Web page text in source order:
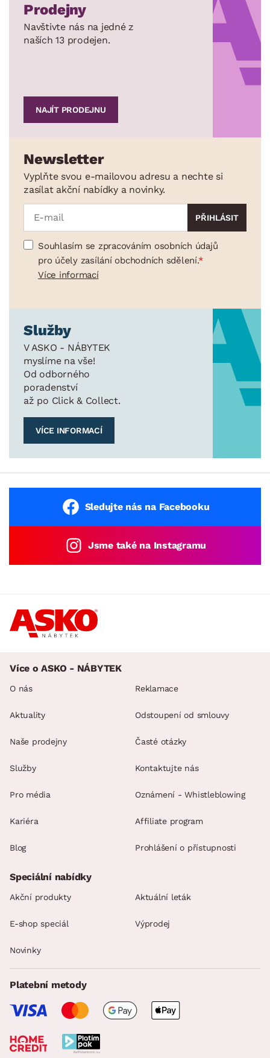
Prodejny
Navštivte nás na jedné z
naších 13 prodejen.
NAJÍT PRODEJNU
Newsletter
Vyplňte svou e-mailovou adresu a nechte si
zasílat akční nabídky a novinky.
Souhlasím se zpracováním osobních údajů
pro účely zasílání obchodních sdělení.
Více informací
Služby
V ASKO - NÁBYTEK
myslíme na vše!
Od odborného
poradenství
až po Click & Collect.
VÍCE INFORMACÍ
Sledujte nás na Facebooku
Jsme také na Instagramu
Více o ASKO - NÁBYTEK
O nás
Aktuality
Naše prodejny
Služby
Pro média
Kariéra
Blog
Reklamace
Odstoupení od smlouvy
Časté otázky
Kontaktujte nás
Oznámení - Whistleblowing
Affiliate program
Prohlášení o přístupnosti
Speciální nabídky
Akční produkty Aktuální leták
E-shop speciál Výprodej
Novinky
Platební metody